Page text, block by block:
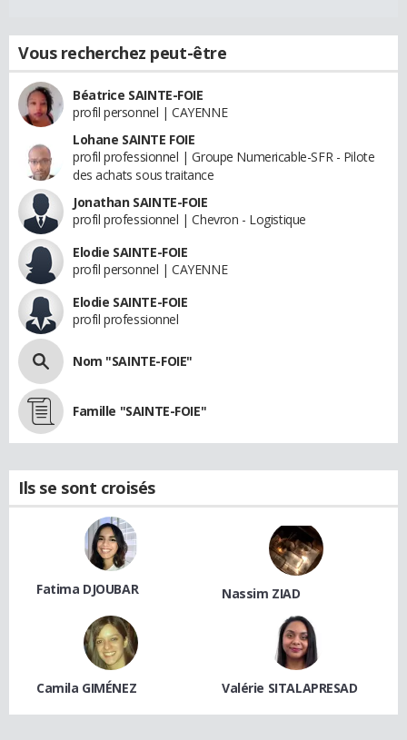
Vous recherchez peut-être
Béatrice SAINTE-FOIE
profil personnel | CAYENNE
Lohane SAINTE FOIE
profil professionnel | Groupe Numericable-SFR - Pilote
des achats sous traitance
Jonathan SAINTE-FOIE
profil professionnel | Chevron - Logistique
Elodie SAINTE-FOIE
profil personnel | CAYENNE
Elodie SAINTE-FOIE
profil professionnel
Nom "SAINTE-FOIE"
Famille "SAINTE-FOIE"
Ils se sont croisés
Fatima DJOUBAR Nassim ZIAD
Camila GIMÉNEZ Valérie SITALAPRESAD